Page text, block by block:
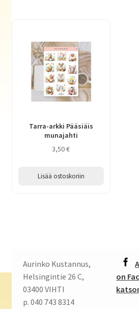
Tarra-arkki Pääsiäis
munajahti
3,50€
Lisää ostoskoriin
Aurinko Kustannus,
Helsingintie 26 C,
03400 VIHTI
p. 040 743 8314
on